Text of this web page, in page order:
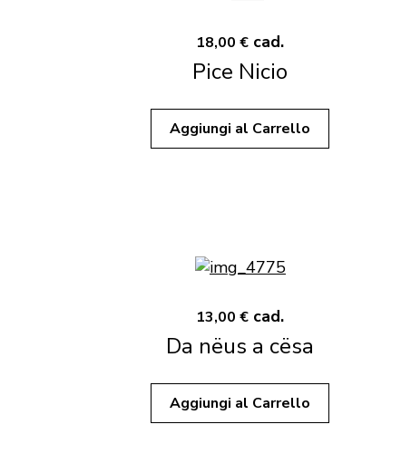
18,00 € cad.
Pice Nicio
Aggiungi al Carrello
13,00 € cad.
Da nëus a cësa
Aggiungi al Carrello